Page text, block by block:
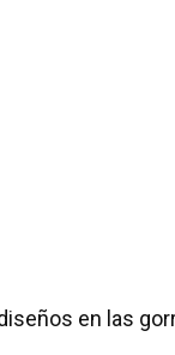
en las